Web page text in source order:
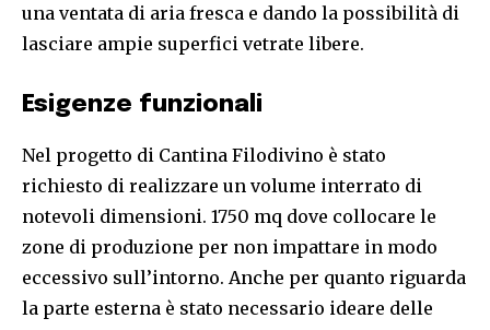
una ventata di aria fresca e dando la possibilità di
lasciare ampie superfici vetrate libere.
Esigenze funzionali
Nel progetto di Cantina Filodivino è stato
richiesto di realizzare un volume interrato di
notevoli dimensioni. 1750 mq dove collocare le
zone di produzione per non impattare in modo
eccessivo sull’intorno. Anche per quanto riguarda
la parte esterna è stato necessario ideare delle